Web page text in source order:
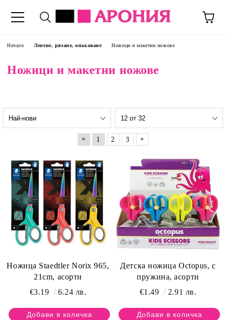
Начало Лепене, рязане, опаковане Ножици и макетни ножове
Ножици и макетни ножове
« 1 2 3 »
Ножица Staedtler Norix 965,
21cm, асорти
€3.19
6.24 лв.
Детска ножица Octopus, с
пружина, асорти
€1.49
2.91 лв.